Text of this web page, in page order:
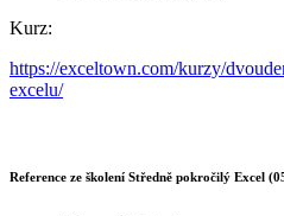
Kurz:
https://exceltown.com/kurzy/
excelu/
Reference ze školení Středně pokročilý Excel